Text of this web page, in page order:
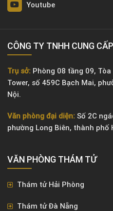
Youtube
CÔNG TY TNHH CUNG
Trụ sở: Phòng 08 tầng 09,
Tower, số 459C Bạch Mai,
Nội.
Văn phòng đại diện: Số 2C
phường Long Biên, thành phố
VĂN PHÒNG ​THÁM TỬ
Thám tử Hải Phòng
Thám tử Đà Nẵng